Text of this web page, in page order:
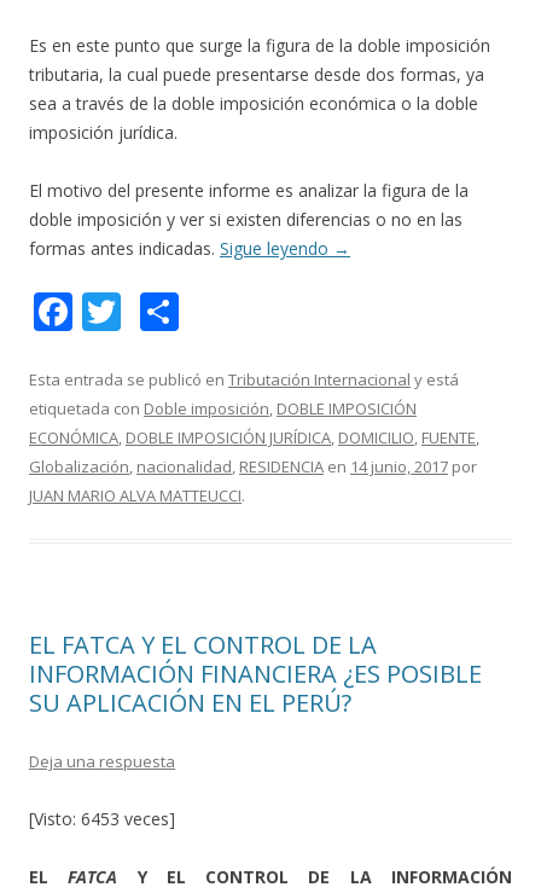
Es en este punto que surge la figura de la doble imposición
tributaria, la cual puede presentarse desde dos formas, ya
sea a través de la doble imposición económica o la doble
imposición jurídica.
El motivo del presente informe es analizar la figura de la
doble imposición y ver si existen diferencias o no en las
formas antes indicadas. Sigue leyendo →
F
e
b
o
o
T
itt
er
m
p
ar
ti
Esta entrada se publicó en Tributación Internacional y está
etiquetada con Doble imposición, DOBLE IMPOSICIÓN
ECONÓMICA, DOBLE IMPOSICIÓN JURÍDICA, DOMICILIO, FUENTE,
Globalización, nacionalidad, RESIDENCIA en 14 junio, 2017 por
JUAN MARIO ALVA MATTEUCCI.
EL FATCA Y EL CONTROL DE LA
INFORMACIÓN FINANCIERA ¿ES POSIBLE
SU APLICACIÓN EN EL PERÚ?
Deja una respuesta
[Visto: 6453 veces]
ELFATCA Y EL CONTROL DE LA INFORMACIÓN